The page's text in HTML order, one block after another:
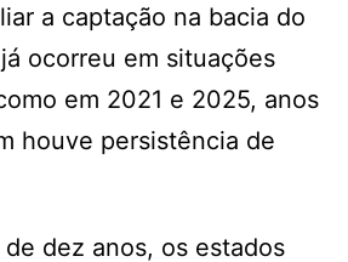
a captação na bacia do
ocorreu em situações
em 2021 e 2025, anos
houve persistência de
dez anos, os estados